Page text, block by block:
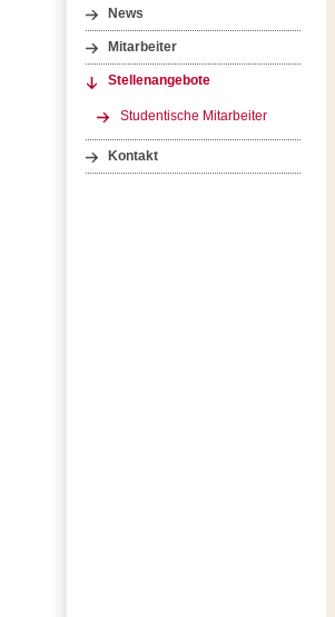
News
Mitarbeiter
Stellenangebote
Studentische Mitarbeiter
Kontakt